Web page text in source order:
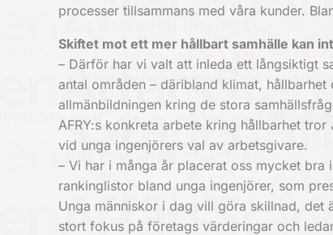
processer tillsammans med våra kunder.
Skiftet mot ett mer hållbart samhälle kan
– Därför har vi valt att inleda ett långsiktigt
antal områden – däribland klimat,
allmänbildningen kring de stora
AFRY:s konkreta arbete kring hållbarhet
vid unga ingenjörers val av arbetsgivare.
– Vi har i många år placerat oss mycket
rankinglistor bland unga ingenjörer, som
Unga människor i dag vill göra skillnad, det
stort fokus på företags värderingar och